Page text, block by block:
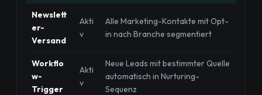
Newslett
er-
Versand
Akti
v
Alle Marketing-Kontakte mit Opt-
in nach Branche segmentiert
Workflo
w-
Trigger
Akti
v
Neue Leads mit bestimmter Quelle
automatisch in Nurturing-
Sequenz